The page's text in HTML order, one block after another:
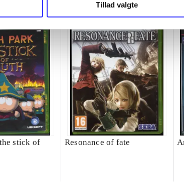
Tillad valgte
stick of
Resonance of fate